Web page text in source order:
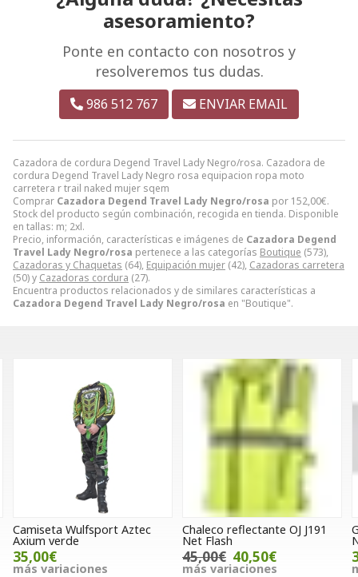
Cazadora de cordura Degend Travel Lady Negro/rosa. Cazadora de
cordura Degend Travel Lady Negro rosa equipacion ropa moto
carretera r trail naked mujer sqem
Comprar Cazadora Degend Travel Lady Negro/rosa por 152,00€.
Stock del producto según combinación, recogida en tienda. Disponible
en tallas: m; 2xl.
Precio, información, características e imágenes de Cazadora Degend
Travel Lady Negro/rosa pertenece a las categorías Boutique (573),
Cazadoras y Chaquetas (64), Equipación mujer (42), Cazadoras carretera
(50) y Cazadoras cordura (27).
Encuentra productos relacionados y de similares características a
Cazadora Degend Travel Lady Negro/rosa en "Boutique".
asesoramiento?
Ponte en contacto con nosotros y
resolveremos tus dudas.
986 512 767 ENVIAR EMAIL
Camiseta Wulfsport Aztec
Axium verde
35,00€
más variaciones
Chaleco reflectante OJ J191
Net Flash
45,00€ 40,50€
más variaciones